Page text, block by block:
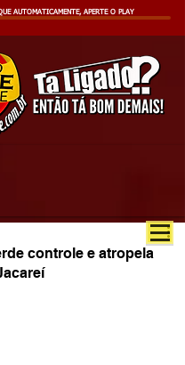
AUTOMATICAMENTE, APERTE O PLAY
controle e atropela